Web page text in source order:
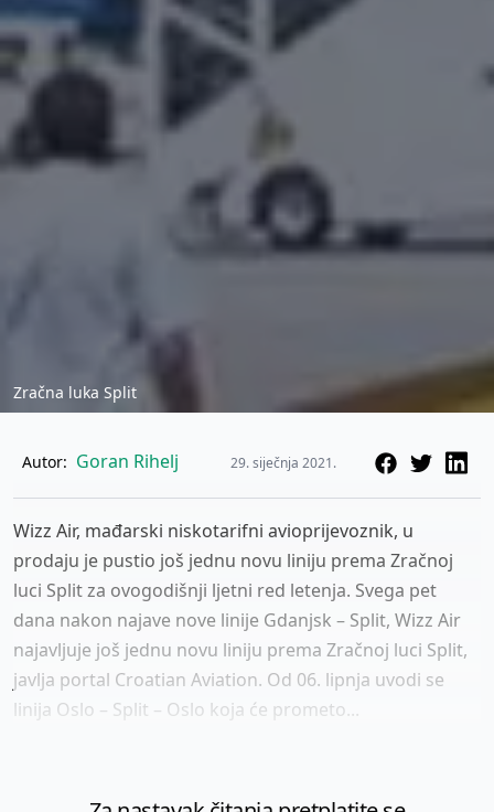
Zračna luka Split
Autor: Goran Rihelj 29. siječnja 2021.
Wizz Air, mađarski niskotarifni avioprijevoznik, u
prodaju je pustio još jednu novu liniju prema Zračnoj
luci Split za ovogodišnji ljetni red letenja. Svega pet
dana nakon najave nove linije Gdanjsk – Split, Wizz Air
najavljuje još jednu novu liniju prema Zračnoj luci Split,
javlja portal Croatian Aviation. Od 06. lipnja uvodi se
linija Oslo – Split – Oslo koja će prometo...